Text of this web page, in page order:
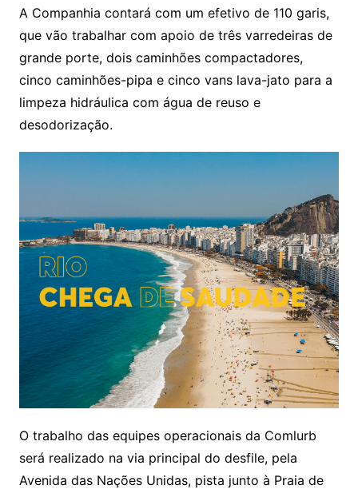
A Companhia contará com um efetivo de 110 garis,
que vão trabalhar com apoio de três varredeiras de
grande porte, dois caminhões compactadores,
cinco caminhões-pipa e cinco vans lava-jato para a
limpeza hidráulica com água de reuso e
desodorização.
O trabalho das equipes operacionais da Comlurb
será realizado na via principal do desfile, pela
Avenida das Nações Unidas, pista junto à Praia de